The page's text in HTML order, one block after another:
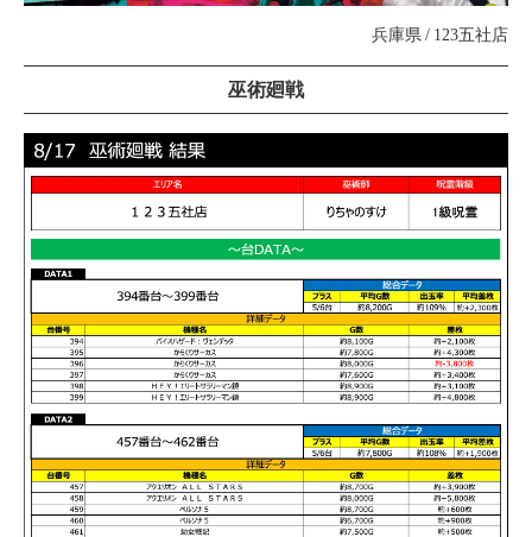
兵庫県 123五社店
巫術廻戦